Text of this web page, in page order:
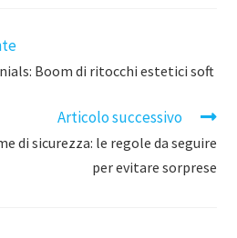
Boom di ritocchi estetici soft
Articolo successivo
di sicurezza: le regole da seguire
per evitare sorprese